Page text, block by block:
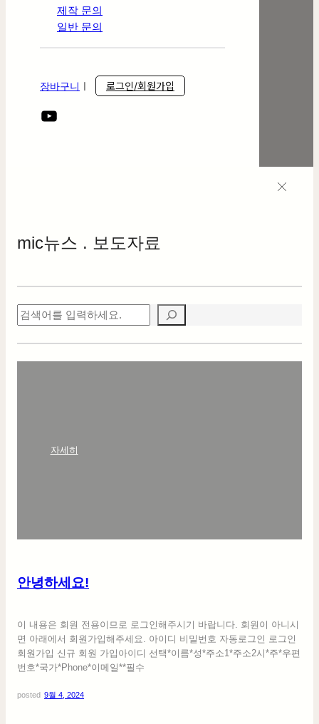
제작 문의
일반 문의
장바구니 로그인/회원가입
mic뉴스 . 보도자료
검
색
자세히
안녕하세요!
이 내용은 회원 전용이므로 로그인해주시기 바랍니다. 회원이 아니시
면 아래에서 회원가입해주세요. 아이디 비밀번호 자동로그인 로그인
회원가입 신규 회원 가입아이디 선택*이름*성*주소1*주소2시*주*우편
번호*국가*Phone*이메일**필수
posted 9월 4, 2024